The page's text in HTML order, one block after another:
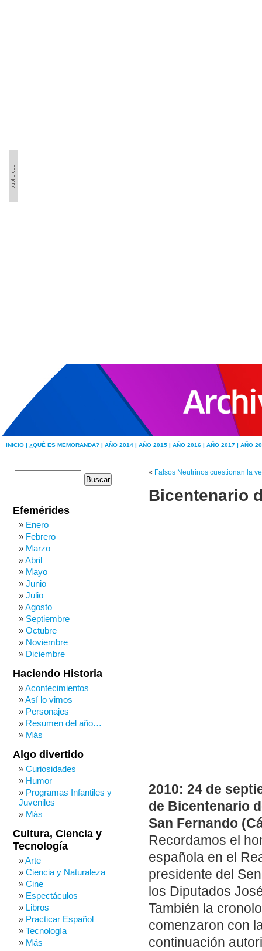
INICIO | ¿QUÉ ES MEMORANDA? | AÑO 2014 | AÑO 2015 | AÑO 2016 | AÑO 2017 | AÑO
« Falsos Neutrinos cuestionan la
Bicentenario
2010: 24 de
de Bicentenario
San Fernando
Recordamos el
española en el
presidente del
los Diputados
También la
comenzaron con
continuación
Efemérides
Enero
Febrero
Marzo
Abril
Mayo
Junio
Julio
Agosto
Septiembre
Octubre
Noviembre
Diciembre
Haciendo Historia
Acontecimientos
Así lo vimos
Personajes
Resumen del año…
Más
Algo divertido
Curiosidades
Humor
Programas Infantiles y
Juveniles
Más
Cultura, Ciencia y
Tecnología
Arte
Ciencia y Naturaleza
Cine
Espectáculos
Libros
Practicar Español
Tecnología
Más